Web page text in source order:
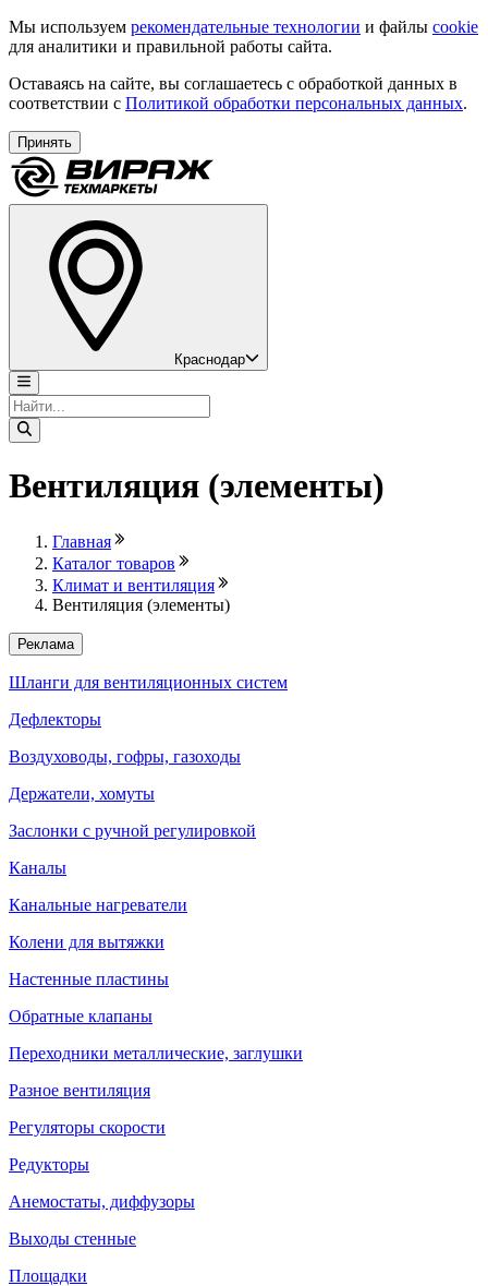
Мы используем рекомендательные технологии и файлы cookie
для аналитики и правильной работы сайта.
Оставаясь на сайте, вы соглашаетесь с обработкой данных в
соответствии с Политикой обработки персональных данных.
Принять
Краснодар
Вентиляция (элементы)
Главная
Каталог товаров
Климат и вентиляция
Вентиляция (элементы)
Реклама
Шланги для вентиляционных систем
Дефлекторы
Воздуховоды, гофры, газоходы
Держатели, хомуты
Заслонки с ручной регулировкой
Каналы
Канальные нагреватели
Колени для вытяжки
Настенные пластины
Обратные клапаны
Переходники металлические, заглушки
Разное вентиляция
Регуляторы скорости
Редукторы
Анемостаты, диффузоры
Выходы стенные
Площадки